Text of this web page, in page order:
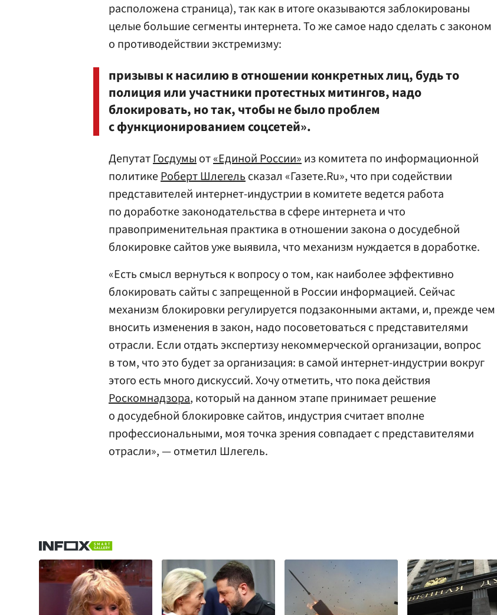
расположена страница), так как в итоге оказываются заблокированы
целые большие сегменты интернета. То же самое надо сделать с законом
о противодействии экстремизму:
призывы к насилию в отношении конкретных лиц, будь то
полиция или участники протестных митингов, надо
блокировать, но так, чтобы не было проблем
с функционированием соцсетей».
ДепутатГосдумыот«Единой России»из комитета по информационной
политикеРоберт Шлегельсказал «Газете.Ru», что при содействии
представителей интернет-индустрии в комитете ведется работа
по доработке законодательства в сфере интернета и что
правоприменительная практика в отношении закона о досудебной
блокировке сайтов уже выявила, что механизм нуждается в доработке.
«Есть смысл вернуться к вопросу о том, как наиболее эффективно
блокировать сайты с запрещенной в России информацией. Сейчас
механизм блокировки регулируется подзаконными актами, и, прежде чем
вносить изменения в закон, надо посоветоваться с представителями
отрасли. Если отдать экспертизу некоммерческой организации, вопрос
в том, что это будет за организация: в самой интернет-индустрии вокруг
этого есть много дискуссий. Хочу отметить, что пока действия
Роскомнадзора, который на данном этапе принимает решение
о досудебной блокировке сайтов, индустрия считает вполне
профессиональными, моя точка зрения совпадает с представителями
отрасли», — отметил Шлегель.